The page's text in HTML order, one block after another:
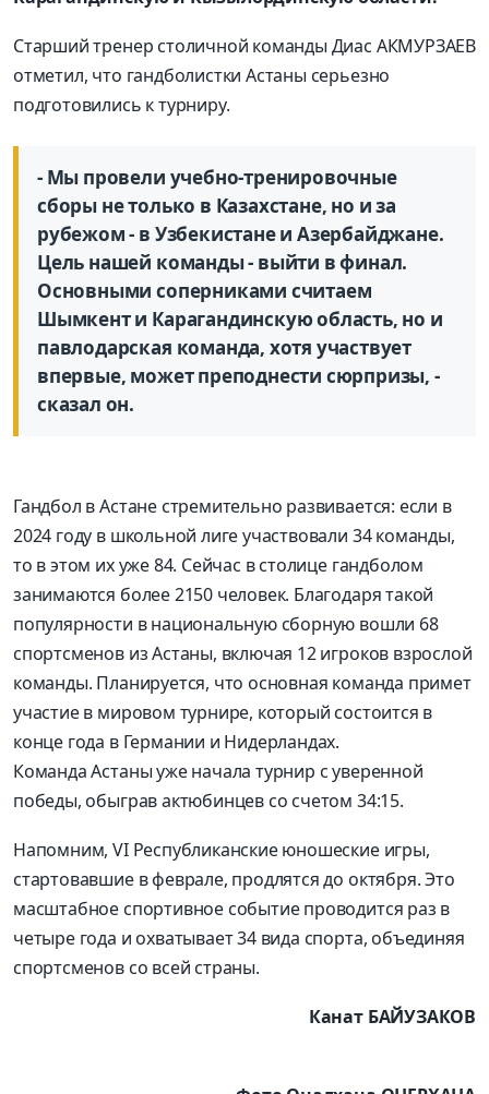
Старший тренер столичной команды Диас АКМУРЗАЕВ
отметил, что гандболистки Астаны серьезно
подготовились к турниру.
- Мы провели учебно-тренировочные
сборы не только в Казахстане, но и за
рубежом - в Узбекистане и Азербайджане.
Цель нашей команды - выйти в финал.
Основными соперниками считаем
Шымкент и Карагандинскую область, но и
павлодарская команда, хотя участвует
впервые, может преподнести сюрпризы, -
сказал он.
Гандбол в Астане стремительно развивается: если в
2024 году в школьной лиге участвовали 34 команды,
то в этом их уже 84. Сейчас в столице гандболом
занимаются более 2150 человек. Благодаря такой
популярности в национальную сборную вошли 68
спортсменов из Астаны, включая 12 игроков взрослой
команды. Планируется, что основная команда примет
участие в мировом турнире, который состоится в
конце года в Германии и Нидерландах.
Команда Астаны уже начала турнир с уверенной
победы, обыграв актюбинцев со счетом 34:15.
Напомним, VI Республиканские юношеские игры,
стартовавшие в феврале, продлятся до октября. Это
масштабное спортивное событие проводится раз в
четыре года и охватывает 34 вида спорта, объединяя
спортсменов со всей страны.
Канат БАЙУЗАКОВ